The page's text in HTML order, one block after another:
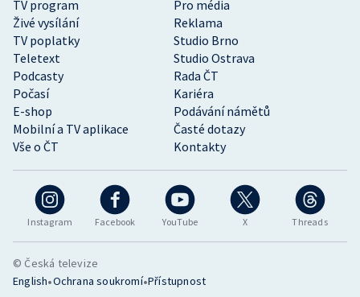
Instagram Facebook YouTube X Threads
TV program
Pro média
Živé vysílání
Reklama
TV poplatky
Studio Brno
Teletext
Studio Ostrava
Podcasty
Rada ČT
Počasí
Kariéra
E-shop
Podávání námětů
Mobilní a TV aplikace
Časté dotazy
Vše o ČT
Kontakty
© Česká televize
English•Ochrana soukromí•Přístupnost